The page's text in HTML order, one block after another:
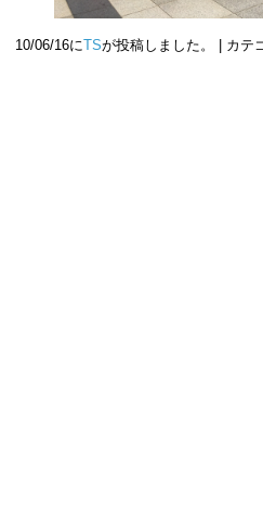
10/06/16にTSが投稿しました。 | カテ